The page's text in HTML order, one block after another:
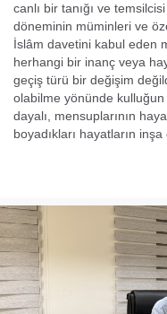
canlı bir tanığı ve
döneminin müminleri ve
İslâm davetini kabul eden
herhangi bir inanç veya
geçiş türü bir değişim
olabilme yönünde kulluğun
dayalı, mensuplarının
boyadıkları hayatların